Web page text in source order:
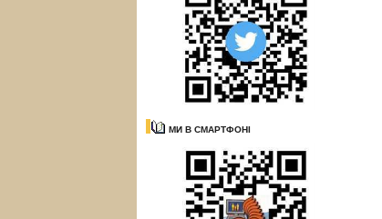
МИ В СМАРТФОНІ